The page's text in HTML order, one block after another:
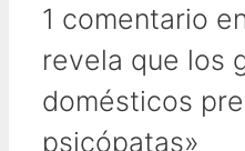
1 comentario
revela que los
domésticos
psicópatas»